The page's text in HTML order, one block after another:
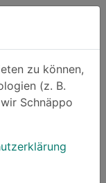
springen
zu können,
(z. B.
Schnäppo
Suchen
Computer
-32%